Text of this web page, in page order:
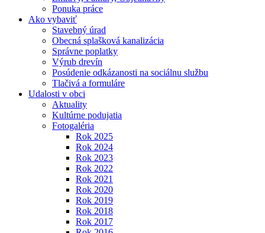
Ponuka práce
Ako vybaviť
Stavebný úrad
Obecná splašková kanalizácia
Správne poplatky
Výrub drevín
Posúdenie odkázanosti na sociálnu službu
Tlačivá a formuláre
Udalosti v obci
Aktuality
Kultúrne podujatia
Fotogaléria
Rok 2025
Rok 2024
Rok 2023
Rok 2022
Rok 2021
Rok 2020
Rok 2019
Rok 2018
Rok 2017